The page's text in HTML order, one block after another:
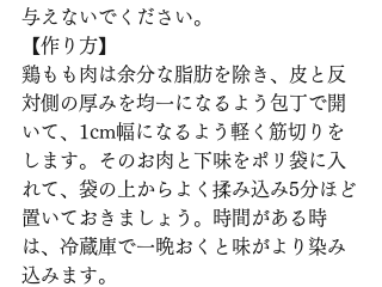
与えないでください。
【作り方】
鶏もも肉は余分な脂肪を除き、皮と反
対側の厚みを均一になるよう包丁で開
いて、1cm幅になるよう軽く筋切りを
します。そのお肉と下味をポリ袋に入
れて、袋の上からよく揉み込み5分ほど
置いておきましょう。時間がある時
は、冷蔵庫で一晩おくと味がより染み
込みます。